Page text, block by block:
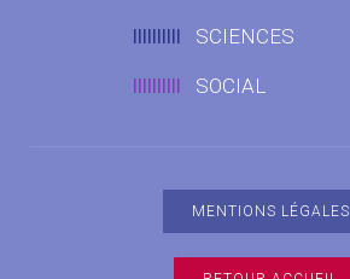
llllllllll SCIENCES
llllllllll SOCIAL
MENTIONS LÉGALES